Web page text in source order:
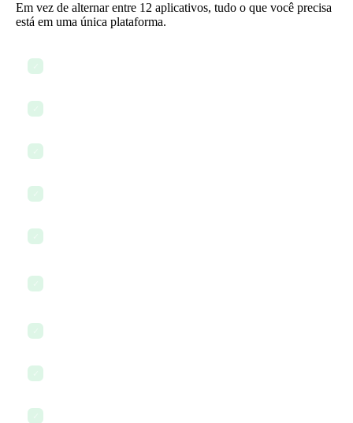
Em vez de alternar entre 12 aplicativos, tudo o que você precisa
está em uma única plataforma.